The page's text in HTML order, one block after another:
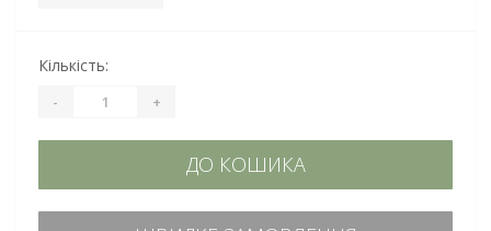
Кількість:
- +
ДО КОШИКА